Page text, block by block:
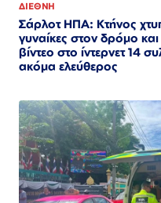
ΔΙΕΘΝΗ
Σάρλοτ ΗΠΑ: Κτήνος
γυναίκες στον δρόμο και
βίντεο στο ίντερνετ 14
ακόμα ελεύθερος​​​​​​​​​​​​​​​​​​​​​​​​​​​​​​​​​​​​​​​​​​​​​​​​​​